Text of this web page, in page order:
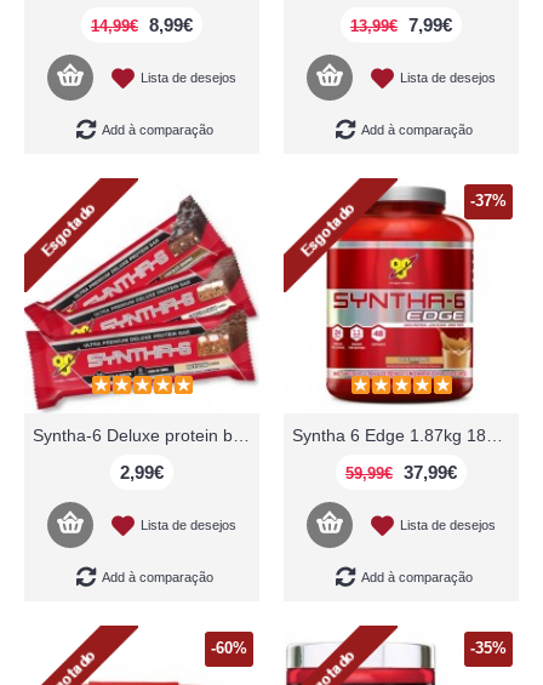
14,99€ 8,99€
Lista de desejos
Add à comparação
13,99€ 7,99€
Lista de desejos
Add à comparação
2,99€
Lista de desejos
Add à comparação
-37%
59,99€ 37,99€
Lista de desejos
Add à comparação
-60% -35%